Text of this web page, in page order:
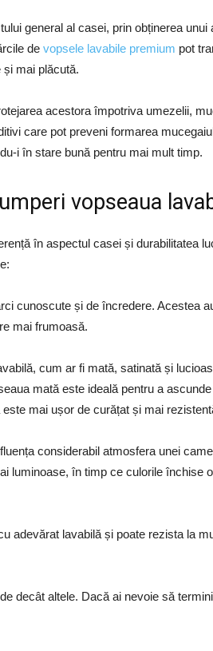
general al casei, prin obținerea unui
de vopsele lavabile premium pot
mai plăcută.
acestora împotriva umezelii,
care pot preveni formarea
i în stare bună pentru mai mult timp.
vopseaua
în aspectul casei și durabilitatea
cunoscute și de încredere. Acestea
mai frumoasă.
cum ar fi mată, satinată și
mată este ideală pentru a ascunde
mai ușor de curățat și mai
considerabil atmosfera unei
luminoase, în timp ce culorile închise
adevărat lavabilă și poate rezista la
decât altele. Dacă ai nevoie să